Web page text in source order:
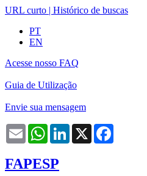
URL curto | Histórico de buscas
PT
EN
Acesse nosso FAQ
Guia de Utilização
Envie sua mensagem
Email WhatsAppLinkedIn
X
FAPESP